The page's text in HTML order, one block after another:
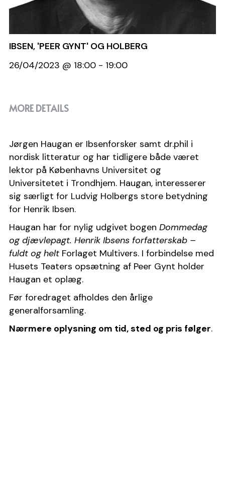
Vedtægter
Generalforsamling
Medlemsside
IBSEN, 'PEER GYNT' OG HOLBERG
26/04/2023 @ 18:00 - 19:00
MORE DETAILS
Jørgen Haugan er Ibsenforsker samt dr.phil i
nordisk litteratur og har tidligere både været
lektor på Københavns Universitet og
Universitetet i Trondhjem. Haugan, interesserer
sig særligt for Ludvig Holbergs store betydning
for Henrik Ibsen.
Haugan har for nylig udgivet bogen Dommedag
og djævlepagt. Henrik Ibsens forfatterskab –
fuldt og helt Forlaget Multivers. I forbindelse med
Husets Teaters opsætning af Peer Gynt holder
Haugan et oplæg.
Før foredraget afholdes den årlige
generalforsamling.
Nærmere oplysning om tid, sted og pris følger.